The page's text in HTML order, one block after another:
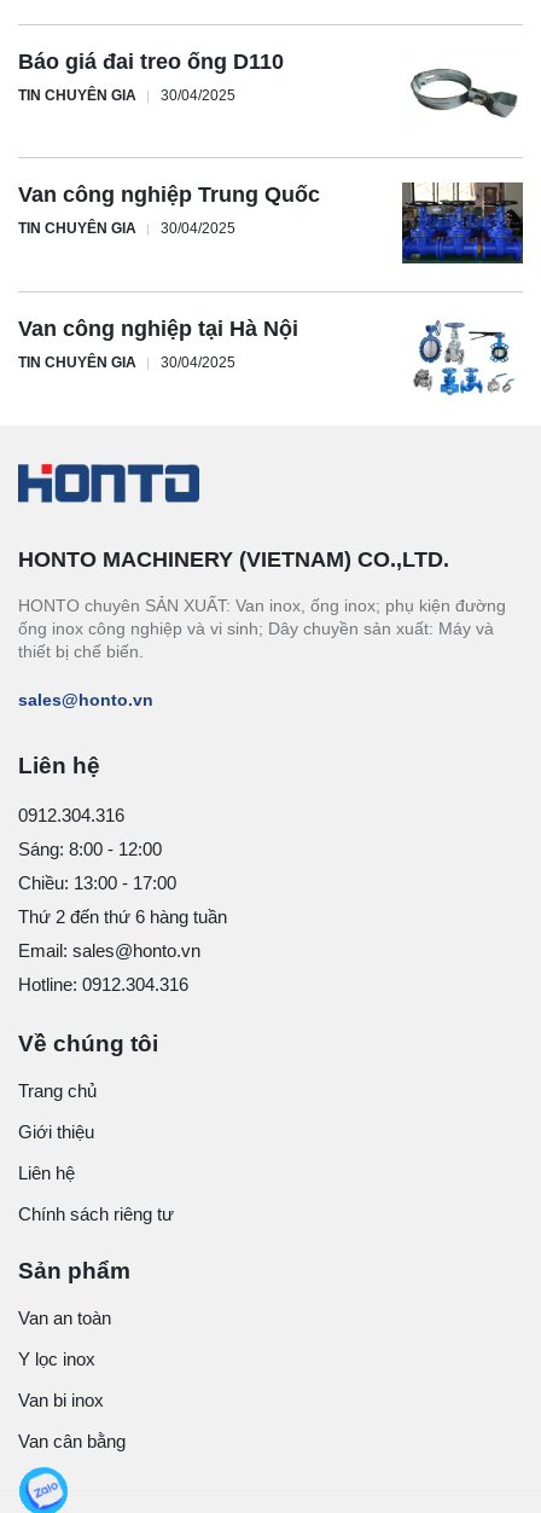
Báo giá đai treo ống D110
TIN CHUYÊN GIA 30/04/2025
Van công nghiệp Trung Quốc
TIN CHUYÊN GIA 30/04/2025
Van công nghiệp tại Hà Nội
TIN CHUYÊN GIA 30/04/2025
HONTO MACHINERY (VIETNAM) CO.,LTD.
HONTO chuyên SẢN XUẤT: Van inox, ống inox; phụ kiện đường
ống inox công nghiệp và vi sinh; Dây chuyền sản xuất: Máy và
thiết bị chế biến.
sales@honto.vn
Liên hệ
0912.304.316
Sáng: 8:00 - 12:00
Chiều: 13:00 - 17:00
Thứ 2 đến thứ 6 hàng tuần
Email: sales@honto.vn
Hotline: 0912.304.316
Về chúng tôi
Trang chủ
Giới thiệu
Liên hệ
Chính sách riêng tư
Sản phẩm
Van an toàn
Y lọc inox
Van bi inox
Van cân bằng